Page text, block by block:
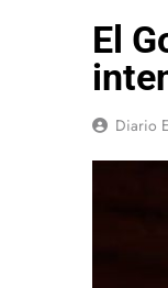
El
Diario